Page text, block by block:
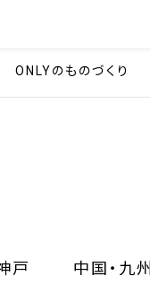
ONLYのものづくり
戸 中国・九州